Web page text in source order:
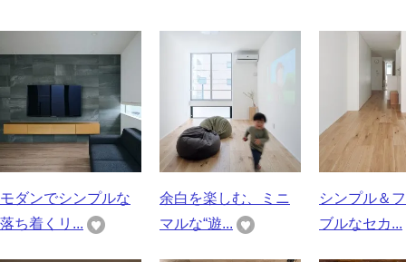
モダンでシンプルな
落ち着くリ...
余白を楽しむ、ミニ
マルな“遊...
シンプル＆
ブルなセカ...